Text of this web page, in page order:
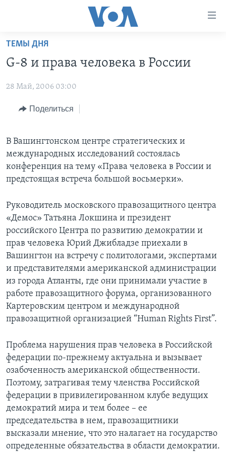
Перейти
основной
Перейти
Перейти
поиск
ПРОГРАММЫ
АМЕРИКА
НОВОСТИ ЗА МИНУТУ
ПОЧЕМУ ЭТО ВАЖНО?
ДИСКУССИЯ VOA
ДЕТАЛИ
АМЕРИКА. БОЛЬШОЕ ПУТЕШЕСТВИЕ
ПРОЕКТЫ
УЧИМ АНГЛИЙСКИЙ
А КАК В АМЕРИКЕ?
АРТЕФАКТЫ
АМЕРИКАНСКИЕ ГОРОДКИ
ЭКСПЕРТИЗА
ФАКТЫ ПРОТИВ ФЕЙКОВ
ЗА СВОБОДУ ПРЕССЫ
УЧИМ АНГЛИЙСКИЙ
ПОДПИСКА НА НОВОСТИ
Learning English
СОЦИАЛЬНЫЕ СЕТИ
Языки
ТЕМЫ ДНЯ
G-8 и права человека в России
28 Май, 2006 03:00
Поделиться
В Вашингтонском центре стратегических и
международных исследований состоялась
конференция на тему «Права человека в России и
предстоящая встреча большой восьмерки».
Руководитель московского правозащитного центра
«Демос» Татьяна Локшина и президент
российского Центра по развитию демократии и
прав человека Юрий Джибладзе приехали в
Вашингтон на встречу с политологами, экспертами
и представителями американской администрации
из города Атланты, где они принимали участие в
работе правозащитного форума, организованного
Картеровским центром и международной
правозащитной организацией “Human Rights First”.
Проблема нарушения прав человека в Российской
федерации по-прежнему актуальна и вызывает
озабоченность американской общественности.
Поэтому, затрагивая тему членства Российской
федерации в привилегированном клубе ведущих
демократий мира и тем более – ее
председательства в нем, правозащитники
высказали мнение, что это налагает на государство
определенные обязательства в области демократии.